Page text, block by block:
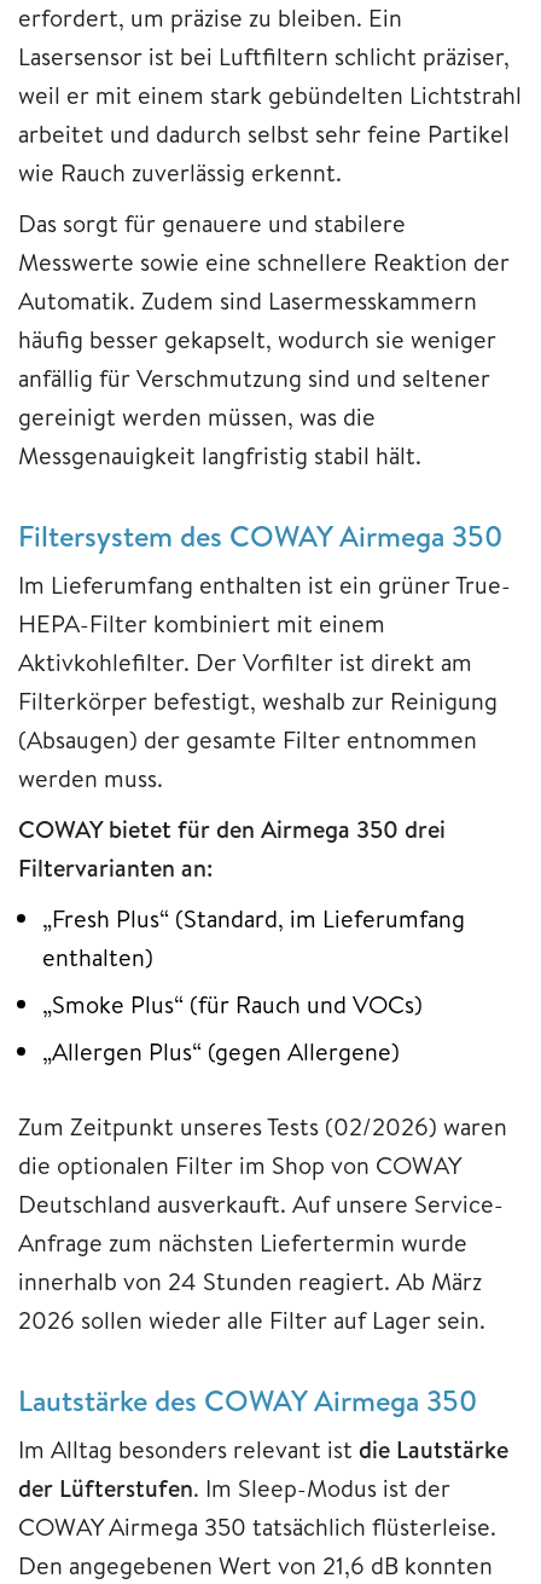
erfordert, um präzise zu bleiben. Ein
Lasersensor ist bei Luftfiltern schlicht präziser,
weil er mit einem stark gebündelten Lichtstrahl
arbeitet und dadurch selbst sehr feine Partikel
wie Rauch zuverlässig erkennt.
Das sorgt für genauere und stabilere
Messwerte sowie eine schnellere Reaktion der
Automatik. Zudem sind Lasermesskammern
häufig besser gekapselt, wodurch sie weniger
anfällig für Verschmutzung sind und seltener
gereinigt werden müssen, was die
Messgenauigkeit langfristig stabil hält.
Filtersystem des COWAY Airmega 350
Im Lieferumfang enthalten ist ein grüner True-
HEPA-Filter kombiniert mit einem
Aktivkohlefilter. Der Vorfilter ist direkt am
Filterkörper befestigt, weshalb zur Reinigung
(Absaugen) der gesamte Filter entnommen
werden muss.
COWAY bietet für den Airmega 350 drei
Filtervarianten an:
„Fresh Plus“ (Standard, im Lieferumfang
enthalten)
„Smoke Plus“ (für Rauch und VOCs)
„Allergen Plus“ (gegen Allergene)
Zum Zeitpunkt unseres Tests (02/2026) waren
die optionalen Filter im Shop von COWAY
Deutschland ausverkauft. Auf unsere Service-
Anfrage zum nächsten Liefertermin wurde
innerhalb von 24 Stunden reagiert. Ab März
2026 sollen wieder alle Filter auf Lager sein.
Lautstärke des COWAY Airmega 350
Im Alltag besonders relevant ist die Lautstärke
der Lüfterstufen. Im Sleep-Modus ist der
COWAY Airmega 350 tatsächlich flüsterleise.
Den angegebenen Wert von 21,6 dB konnten